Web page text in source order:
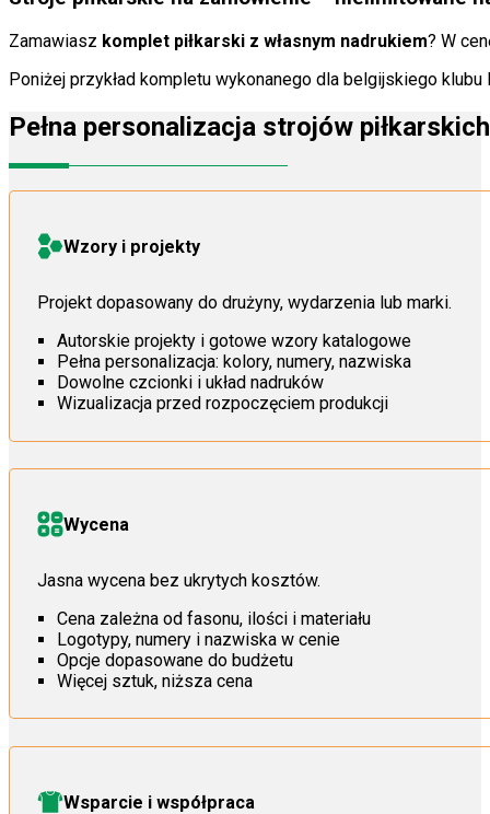
Zamawiasz komplet piłkarski z własnym nadrukiem? W
Poniżej przykład kompletu wykonanego dla belgijskiego klubu
Pełna personalizacja strojów piłkarskich
Wzory i projekty
Projekt dopasowany do drużyny, wydarzenia lub marki.
Autorskie projekty i gotowe wzory katalogowe
Pełna personalizacja: kolory, numery, nazwiska
Dowolne czcionki i układ nadruków
Wizualizacja przed rozpoczęciem produkcji
Wycena
Jasna wycena bez ukrytych kosztów.
Cena zależna od fasonu, ilości i materiału
Logotypy, numery i nazwiska w cenie
Opcje dopasowane do budżetu
Więcej sztuk, niższa cena
Wsparcie i współpraca